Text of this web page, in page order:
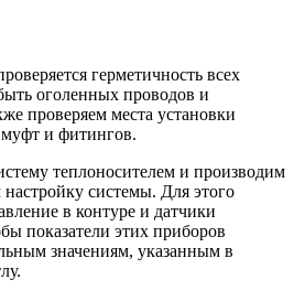
герметичность всех
оголенных проводов и
проверяем места установки
и фитингов.
теплоносителем и производим
системы. Для этого
в контуре и датчики
показатели этих приборов
значениям, указанным в